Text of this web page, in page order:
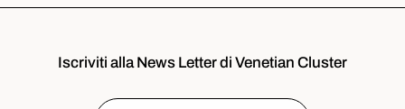
Iscriviti alla News Letter di Venetian Cluster